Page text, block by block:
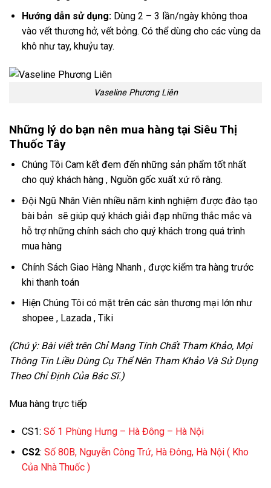
Hướng dẫn sử dụng:Dùng 2 – 3 lần/ngày không thoa
vào vết thương hở, vết bỏng. Có thể dùng cho các vùng da
khô như tay, khuỷu tay.
Vaseline Phương Liên
Những lý do bạn nên mua hàng tại Siêu Thị
Thuốc Tây
Chúng Tôi Cam kết đem đến những sản phẩm tốt nhất
cho quý khách hàng , Nguồn gốc xuất xứ rõ ràng.
Đội Ngũ Nhân Viên nhiều năm kinh nghiệm được đào tạo
bài bản sẽ giúp quý khách giải đạp những thắc mắc và
hỗ trợ những chính sách cho quý khách trong quá trình
mua hàng
Chính Sách Giao Hàng Nhanh , được kiểm tra hàng trước
khi thanh toán
Hiện Chúng Tôi có mặt trên các sàn thương mại lớn như
shopee , Lazada , Tiki
(Chú ý: Bài viết trên Chỉ Mang Tính Chất Tham Khảo, Mọi
Thông Tin Liều Dùng Cụ Thể Nên Tham Khảo Và Sử Dụng
Theo Chỉ Định Của Bác Sĩ.)
Mua hàng trực tiếp
CS1: Số 1 Phùng Hưng – Hà Đông – Hà Nội
CS2: Số 80B, Nguyễn Công Trứ, Hà Đông, Hà Nội( Kho
Của Nhà Thuốc )